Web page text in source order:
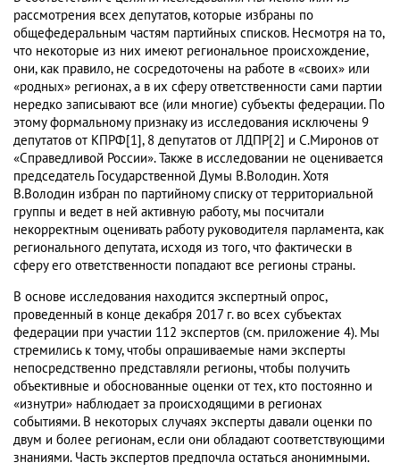
рассмотрения всех депутатов, которые избраны по
общефедеральным частям партийных списков. Несмотря на то,
что некоторые из них имеют региональное происхождение,
они, как правило, не сосредоточены на работе в «своих» или
«родных» регионах, а в их сферу ответственности сами партии
нередко записывают все (или многие) субъекты федерации. По
этому формальному признаку из исследования исключены 9
депутатов от КПРФ[1], 8 депутатов от ЛДПР[2] и С.Миронов от
«Справедливой России». Также в исследовании не оценивается
председатель Государственной Думы В.Володин. Хотя
В.Володин избран по партийному списку от территориальной
группы и ведет в ней активную работу, мы посчитали
некорректным оценивать работу руководителя парламента, как
регионального депутата, исходя из того, что фактически в
сферу его ответственности попадают все регионы страны.
В основе исследования находится экспертный опрос,
проведенный в конце декабря 2017 г. во всех субъектах
федерации при участии 112 экспертов (см. приложение 4). Мы
стремились к тому, чтобы опрашиваемые нами эксперты
непосредственно представляли регионы, чтобы получить
объективные и обоснованные оценки от тех, кто постоянно и
«изнутри» наблюдает за происходящими в регионах
событиями. В некоторых случаях эксперты давали оценки по
двум и более регионам, если они обладают соответствующими
знаниями. Часть экспертов предпочла остаться анонимными.